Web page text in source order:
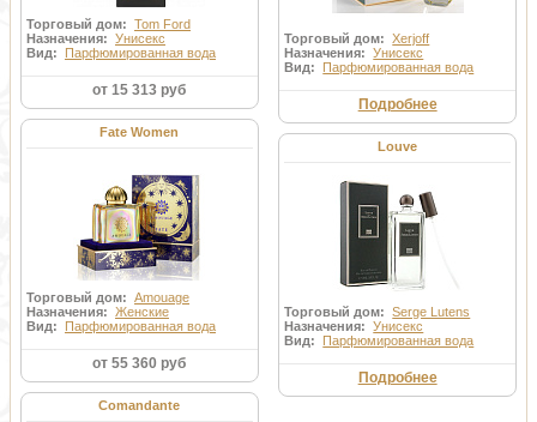
Торговый дом: Tom Ford
Назначения: Унисекс
Вид: Парфюмированная вода
от 15 313 руб
Торговый дом:Xerjoff
Назначения:Унисекс
Вид: Парфюмированная вода
Подробнее
Fate Women
Торговый дом: Amouage
Назначения: Женские
Вид: Парфюмированная вода
от 55 360 руб
Louve
Торговый дом:Serge Lutens
Назначения:Унисекс
Вид: Парфюмированная вода
Подробнее
Comandante